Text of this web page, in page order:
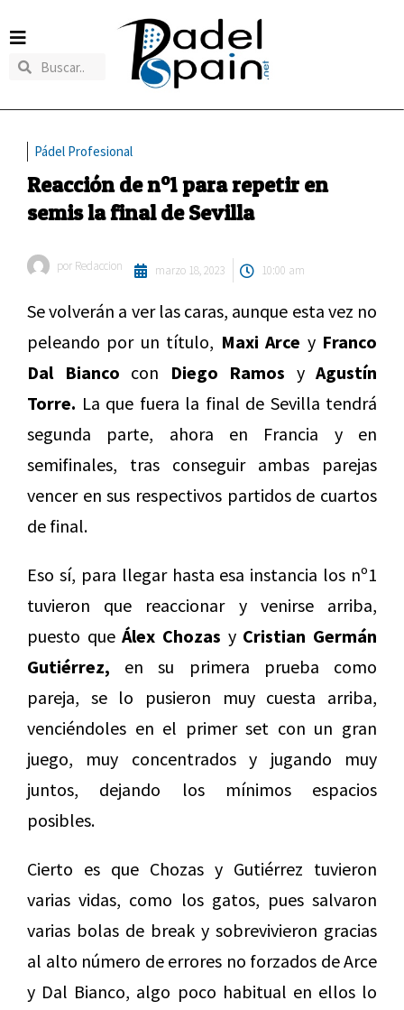
Pádel Profesional
Reacción de nº1 para repetir en
semis la final de Sevilla
por Redaccion marzo 18, 2023 10:00 am
Se volverán a ver las caras, aunque esta vez no
peleando por un título, Maxi Arce y Franco
Dal Bianco con Diego Ramos y Agustín
Torre. La que fuera la final de Sevilla tendrá
segunda parte, ahora en Francia y en
semifinales, tras conseguir ambas parejas
vencer en sus respectivos partidos de cuartos
de final.
Eso sí, para llegar hasta esa instancia los nº1
tuvieron que reaccionar y venirse arriba,
puesto queÁlex Chozas y Cristian Germán
Gutiérrez, en su primera prueba como
pareja, se lo pusieron muy cuesta arriba,
venciéndoles en el primer set con un gran
juego, muy concentrados y jugando muy
juntos, dejando los mínimos espacios
posibles.
Cierto es que Chozas y Gutiérrez tuvieron
varias vidas, como los gatos, pues salvaron
varias bolas de break y sobrevivieron gracias
al alto número de errores no forzados de Arce
y Dal Bianco, algo poco habitual en ellos lo